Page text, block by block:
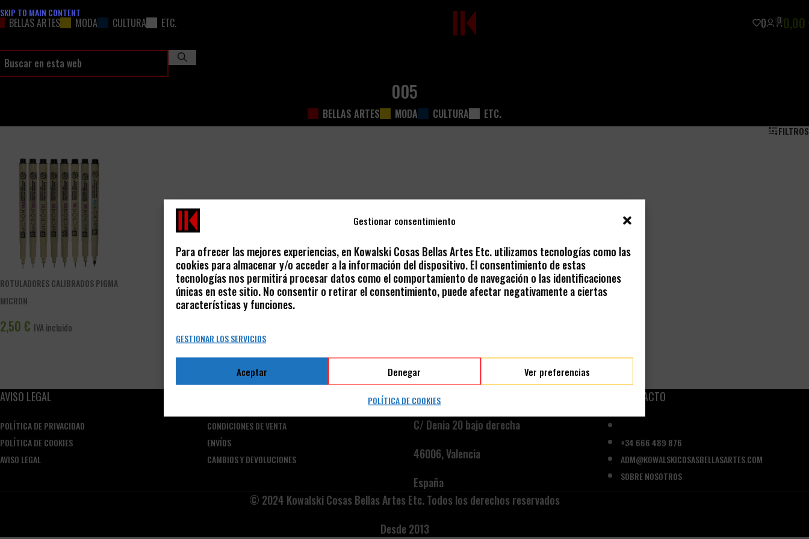
Gestionar consentimiento
Para ofrecer las mejores experiencias, en Kowalski Cosas Bellas Artes Etc. utilizamos tecnologías como las
cookies para almacenar y/o acceder a la información del dispositivo. El consentimiento de estas
tecnologías nos permitirá procesar datos como el comportamiento de navegación o las identificaciones
únicas en este sitio. No consentir o retirar el consentimiento, puede afectar negativamente a ciertas
características y funciones.
GESTIONAR LOS SERVICIOS
Aceptar Denegar Ver preferencias
POLÍTICA DE COOKIES
SKIP TO MAIN CONTENT
BELLAS ARTES MODA CULTURA ETC. 0 0 0,00
005
BELLAS ARTES MODA CULTURA ETC.
FILTROS
ROTULADORES CALIBRADOS PIGMA
MICRON
2,50 € IVA incluido
AVISO LEGAL
POLÍTICA DE PRIVACIDAD
POLÍTICA DE COOKIES
AVISO LEGAL
CONDICIONES DE VENTA
ENVÍOS
CAMBIOS Y DEVOLUCIONES
TIENDA FÍSICA
C/ Denia 20 bajo derecha
46006, Valencia
España
CONTACTO
+34 666 489 876
ADM@KOWALSKICOSASBELLASARTES.COM
SOBRE NOSOTROS
© 2024 Kowalski Cosas Bellas Artes Etc. Todos los derechos reservados
Desde 2013